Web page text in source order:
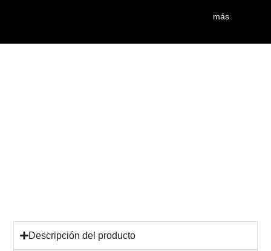
más
Descripción del producto